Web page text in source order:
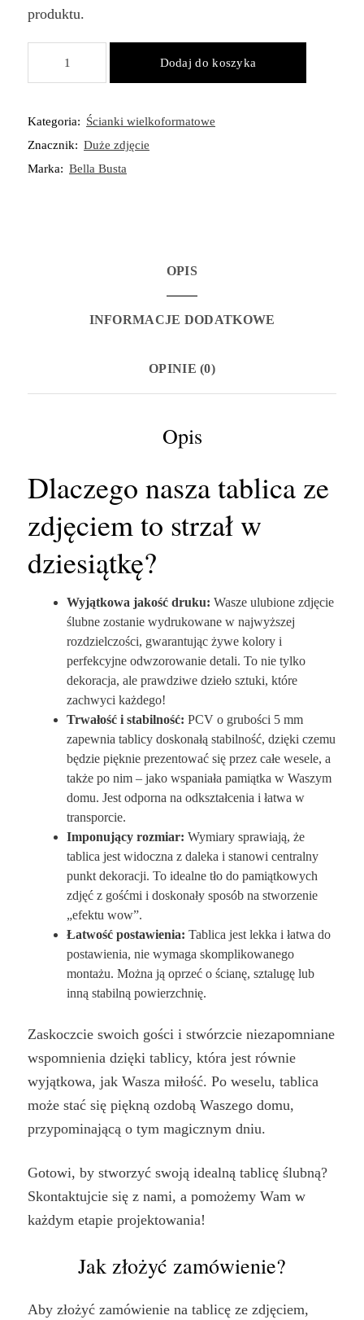
produktu.
zdjęciem
180x80
cm,
Dodaj do koszyka
Kategoria: Ścianki wielkoformatowe
Znacznik: Duże zdjęcie
Marka: Bella Busta
OPIS
INFORMACJE DODATKOWE
OPINIE (0)
Opis
Dlaczego nasza tablica ze
zdjęciem to strzał w
dziesiątkę?
Wyjątkowa jakość druku: Wasze ulubione zdjęcie
ślubne zostanie wydrukowane w najwyższej
rozdzielczości, gwarantując żywe kolory i
perfekcyjne odwzorowanie detali. To nie tylko
dekoracja, ale prawdziwe dzieło sztuki, które
zachwyci każdego!
Trwałość i stabilność: PCV o grubości 5 mm
zapewnia tablicy doskonałą stabilność, dzięki czemu
będzie pięknie prezentować się przez całe wesele, a
także po nim – jako wspaniała pamiątka w Waszym
domu. Jest odporna na odkształcenia i łatwa w
transporcie.
Imponujący rozmiar: Wymiary sprawiają, że
tablica jest widoczna z daleka i stanowi centralny
punkt dekoracji. To idealne tło do pamiątkowych
zdjęć z gośćmi i doskonały sposób na stworzenie
„efektu wow”.
Łatwość postawienia: Tablica jest lekka i łatwa do
postawienia, nie wymaga skomplikowanego
montażu. Można ją oprzeć o ścianę, sztalugę lub
inną stabilną powierzchnię.
Zaskoczcie swoich gości i stwórzcie niezapomniane
wspomnienia dzięki tablicy, która jest równie
wyjątkowa, jak Wasza miłość. Po weselu, tablica
może stać się piękną ozdobą Waszego domu,
przypominającą o tym magicznym dniu.
Gotowi, by stworzyć swoją idealną tablicę ślubną?
Skontaktujcie się z nami, a pomożemy Wam w
każdym etapie projektowania!
Jak złożyć zamówienie?
Aby złożyć zamówienie na tablicę ze zdjęciem,